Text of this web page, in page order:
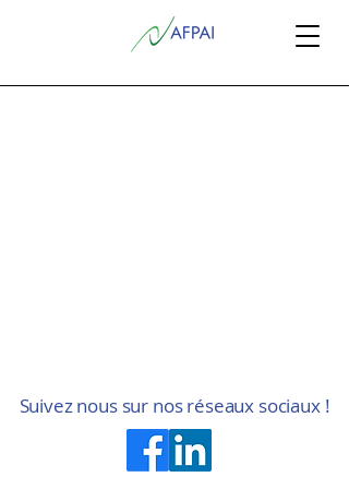
Suivez nous sur nos réseaux sociaux !